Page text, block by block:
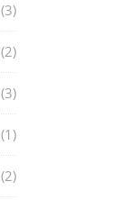
(3)
(2)
(3)
(1)
(2)